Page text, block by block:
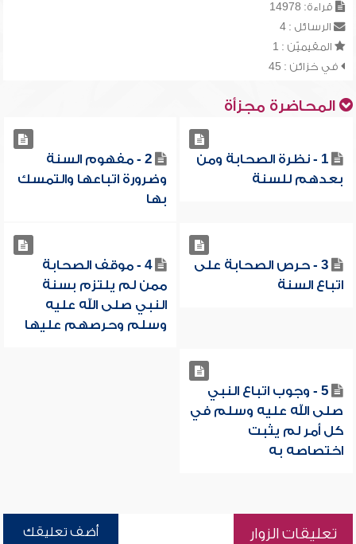
قراءة: 14978
الرسائل : 4
المقيميّن : 1
في خزائن : 45
المحاضرة مجزأة
1 - نظرة الصحابة ومن
بعدهم للسنة
2 - مفهوم السنة
وضرورة اتباعها والتمسك
بها
3 - حرص الصحابة على
اتباع السنة
4 - موقف الصحابة
ممن لم يلتزم بسنة
النبي صلى الله عليه
وسلم وحرصهم عليها
5 - وجوب اتباع النبي
صلى الله عليه وسلم في
كل أمر لم يثبت
اختصاصه به
تعليقات الزوار أضف تعليقك